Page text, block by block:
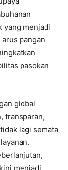
yang menjadi
pangan
pasokan
global
transparan,
lagi semata
menjadi